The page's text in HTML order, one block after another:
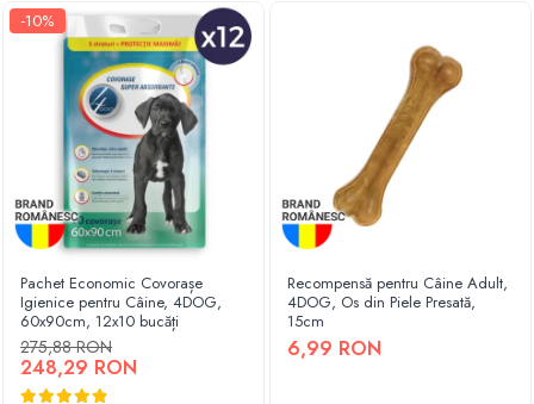
-10%
Pachet Economic Covorașe
Igienice pentru Câine, 4DOG,
60x90cm, 12x10 bucăți
275,88 RON
248,29 RON
Recompensă pentru Câine Adult,
4DOG, Os din Piele Presată,
15cm
6,99 RON